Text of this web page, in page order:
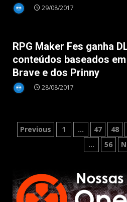
29/08/2017
RPG Maker Fes ganha
conteúdos baseados
Brave e dos Prinny
28/08/2017
Paginação
de
Previous 1 … 47 48
…
56